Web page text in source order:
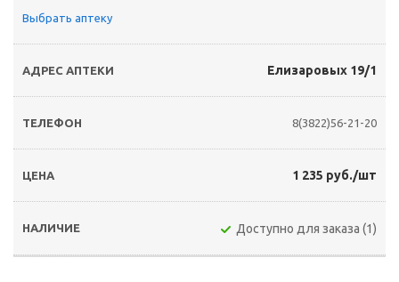
Выбрать аптеку
Елизаровых 19/1
8(3822)56-21-20
1 235 руб./шт
Доступно для заказа (1)